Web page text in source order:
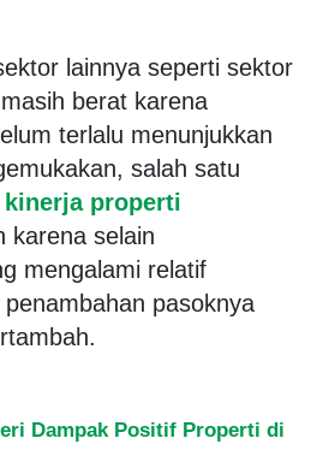
lainnya seperti sektor
berat karena
terlalu menunjukkan
salah satu
kinerja properti
karena selain
mengalami relatif
pasoknya
Dampak Positif Properti di